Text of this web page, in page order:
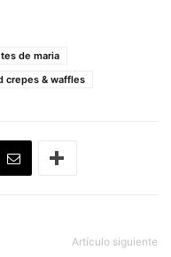
de maria
crepes & waffles
Artículo siguiente